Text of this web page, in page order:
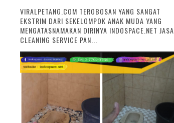
VIRALPETANG.COM TEROBOSAN YANG SANGAT
EKSTRIM DARI SEKELOMPOK ANAK MUDA YANG
MENGATASNAMAKAN DIRINYA INDOSPACE.NET JASA
CLEANING SERVICE PAN...